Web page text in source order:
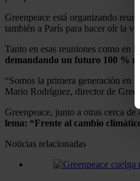
Greenpeace está organizando
también a París para hacer oír la
Tanto en esas reuniones como en
demandando un futuro 100 %
“Somos la primera generación en
Mario Rodríguez, director de
Greenpeace, junto a otras cerca
lema: “Frente al cambio
Noticias relacionadas